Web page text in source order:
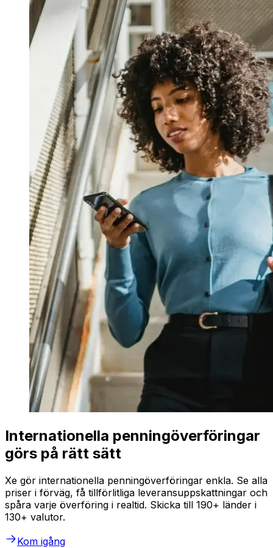
Internationella penningöverföringar
görs på rätt sätt
Xe gör internationella penningöverföringar enkla. Se alla
priser i förväg, få tillförlitliga leveransuppskattningar och
spåra varje överföring i realtid. Skicka till 190+ länder i
130+ valutor.
Kom igång